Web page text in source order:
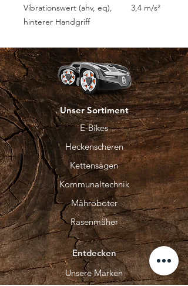
Vibrationswert (ahv, eq),
hinterer Handgriff
3,4 m/s²
Unser Sortiment
E-Bikes
Heckenscheren
Kettensägen
Kommunaltechnik
Mähroboter
Rasenmäher
Entdecken
Unsere Marken